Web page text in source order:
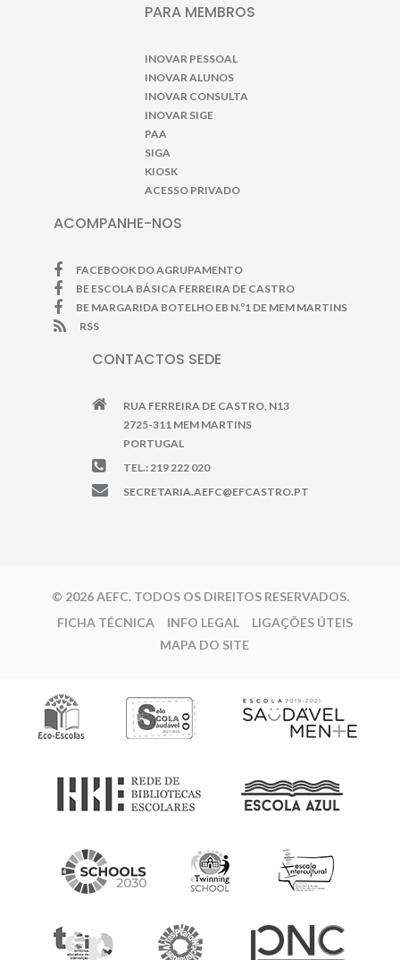
PARA MEMBROS
INOVAR PESSOAL
INOVAR ALUNOS
INOVAR CONSULTA
INOVAR SIGE
PAA
SIGA
KIOSK
ACESSO PRIVADO
ACOMPANHE-NOS
FACEBOOK DO AGRUPAMENTO
BE ESCOLA BÁSICA FERREIRA DE CASTRO
BE MARGARIDA BOTELHO EB N.º1 DE MEM MARTINS
RSS
CONTACTOS SEDE
RUA FERREIRA DE CASTRO, N13
2725-311 MEM MARTINS
PORTUGAL
TEL.: 219 222 020
SECRETARIA.AEFC@EFCASTRO.PT
© 2026 AEFC. TODOS OS DIREITOS RESERVADOS.
FICHA TÉCNICA
INFO LEGAL
LIGAÇÕES ÚTEIS
MAPA DO SITE